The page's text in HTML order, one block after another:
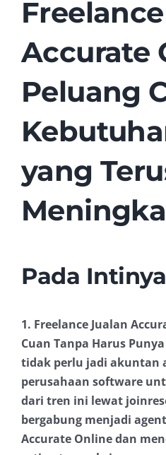
Accurate
Peluang
yang
Pada
1. Freelance Jualan
Cuan Tanpa Harus
tidak perlu jadi akuntan
perusahaan software
dari tren ini lewat
bergabung menjadi
Accurate Online dan